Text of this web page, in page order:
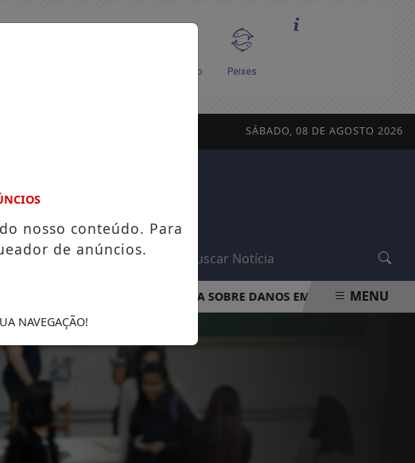
SÁBADO, 08 DE AGOSTO 2026
FUTEBOL
PROCON-RJ ORIENTA SOBRE DANOS EM APARELHOS POR
MENU
nosso conteúdo. Para
de anúncios.
NAVEGAÇÃO!